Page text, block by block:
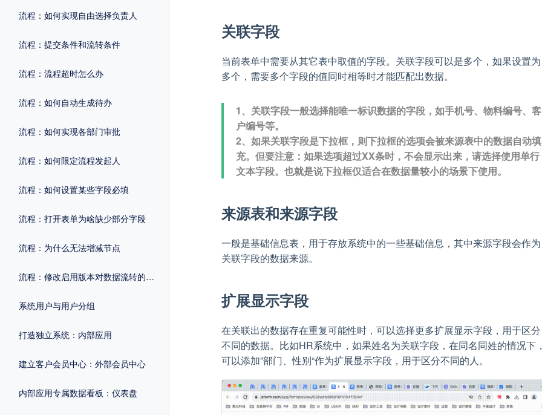
流程：如何实现自由选择负责人
流程：提交条件和流转条件
流程：流程超时怎么办
流程：如何自动生成待办
流程：如何实现各部门审批
流程：如何限定流程发起人
流程：如何设置某些字段必填
流程：打开表单为啥缺少部分字段
流程：为什么无法增减节点
流程：修改启用版本对数据流转的影响
系统用户与用户分组
打造独立系统：内部应用
建立客户会员中心：外部会员中心
内部应用专属数据看板：仪表盘
关联字段
当前表单中需要从其它表中取值的字段。关联字段可以是多个，如果设置为
多个，需要多个字段的值同时相等时才能匹配出数据。
1、关联字段一般选择能唯一标识数据的字段，如手机号、物料编号、客
户编号等。
2、如果关联字段是下拉框，则下拉框的选项会被来源表中的数据自动填
充。但要注意：如果选项超过XX条时，不会显示出来，请选择使用单行
文本字段。也就是说下拉框仅适合在数据量较小的场景下使用。
来源表和来源字段
一般是基础信息表，用于存放系统中的一些基础信息，其中来源字段会作为
关联字段的数据来源。
扩展显示字段
在关联出的数据存在重复可能性时，可以选择更多扩展显示字段，用于区分
不同的数据。比如HR系统中，如果姓名为关联字段，在同名同姓的情况下
可以添加”部门、性别“作为扩展显示字段，用于区分不同的人。